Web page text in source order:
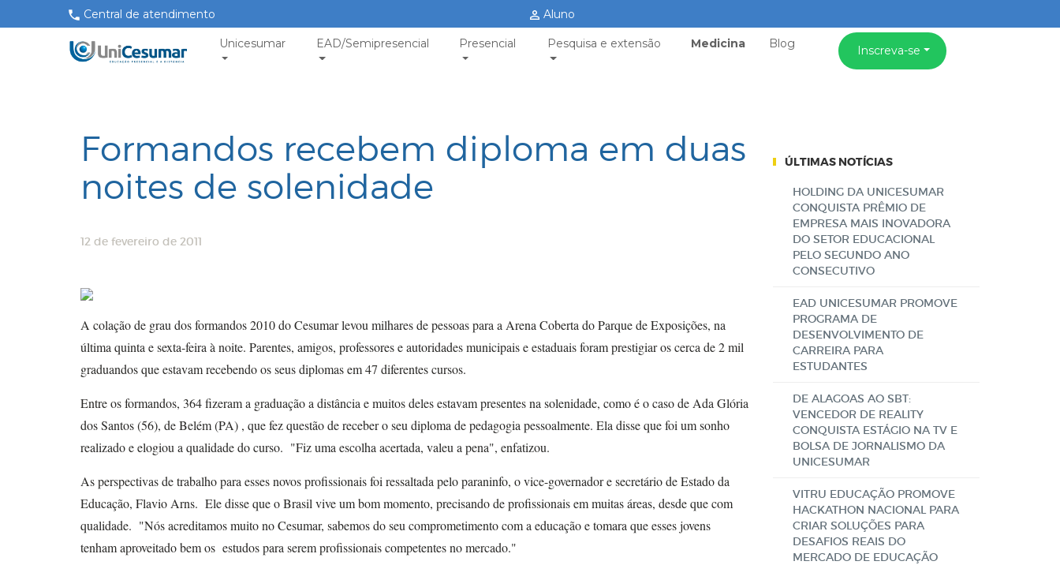
Central de atendimento Aluno
Unicesumar EAD/Semipresencial Presencial Pesquisa e extensão Medicina Blog Inscreva-se
Formandos recebem diploma em duas
noites de solenidade
12 de fevereiro de 2011
A colação de grau dos formandos 2010 do Cesumar levou milhares de pessoas para a Arena Coberta do Parque de Exposições, na
última quinta e sexta-feira à noite. Parentes, amigos, professores e autoridades municipais e estaduais foram prestigiar os cerca de 2 mil
graduandos que estavam recebendo os seus diplomas em 47 diferentes cursos.
Entre os formandos, 364 fizeram a graduação a distância e muitos deles estavam presentes na solenidade, como é o caso de Ada Glória
dos Santos (56), de Belém (PA) , que fez questão de receber o seu diploma de pedagogia pessoalmente. Ela disse que foi um sonho
realizado e elogiou a qualidade do curso. "Fiz uma escolha acertada, valeu a pena", enfatizou.
As perspectivas de trabalho para esses novos profissionais foi ressaltada pelo paraninfo, o vice-governador e secretário de Estado da
Educação, Flavio Arns. Ele disse que o Brasil vive um bom momento, precisando de profissionais em muitas áreas, desde que com
qualidade. "Nós acreditamos muito no Cesumar, sabemos do seu comprometimento com a educação e tomara que esses jovens
tenham aproveitado bem os estudos para serem profissionais competentes no mercado."
ÚLTIMAS NOTÍCIAS
HOLDING DA UNICESUMAR
CONQUISTA PRÊMIO DE
EMPRESA MAIS INOVADORA
DO SETOR EDUCACIONAL
PELO SEGUNDO ANO
CONSECUTIVO
EAD UNICESUMAR PROMOVE
PROGRAMA DE
DESENVOLVIMENTO DE
CARREIRA PARA
ESTUDANTES
DE ALAGOAS AO SBT:
VENCEDOR DE REALITY
CONQUISTA ESTÁGIO NA TV E
BOLSA DE JORNALISMO DA
UNICESUMAR
VITRU EDUCAÇÃO PROMOVE
HACKATHON NACIONAL PARA
CRIAR SOLUÇÕES PARA
DESAFIOS REAIS DO
MERCADO DE EDUCAÇÃO